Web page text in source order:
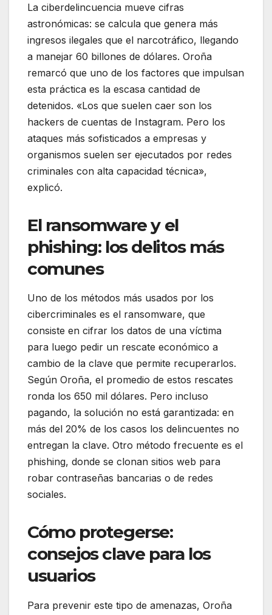
La ciberdelincuencia mueve cifras
astronómicas: se calcula que genera más
ingresos ilegales que el narcotráfico, llegando
a manejar 60 billones de dólares. Oroña
remarcó que uno de los factores que impulsan
esta práctica es la escasa cantidad de
detenidos. «Los que suelen caer son los
hackers de cuentas de Instagram. Pero los
ataques más sofisticados a empresas y
organismos suelen ser ejecutados por redes
criminales con alta capacidad técnica»,
explicó.
El ransomware y el
phishing: los delitos más
comunes
Uno de los métodos más usados por los
cibercriminales es el ransomware, que
consiste en cifrar los datos de una víctima
para luego pedir un rescate económico a
cambio de la clave que permite recuperarlos.
Según Oroña, el promedio de estos rescates
ronda los 650 mil dólares. Pero incluso
pagando, la solución no está garantizada: en
más del 20% de los casos los delincuentes no
entregan la clave. Otro método frecuente es el
phishing, donde se clonan sitios web para
robar contraseñas bancarias o de redes
sociales.
Cómo protegerse:
consejos clave para los
usuarios
Para prevenir este tipo de amenazas, Oroña